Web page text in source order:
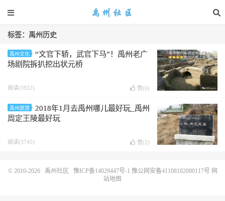
标签：禹州历史
禹州文化
“文官下轿，武官下马”！禹州老广
场剧院拆扒挖出状元桥
阅读(5922) 赞(0)
禹州旅游
2018年1月去禹州哪儿最好玩_禹州
周定王陵最好玩
阅读(3745) 赞(2)
© 2010-2026 禹州社区 豫ICP备14029447号-1 豫公网安备41108102000117号 网
站地图